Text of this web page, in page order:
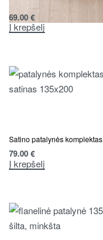
69.00 €
Į krepšelį
Satino patalynės komplektas
79.00 €
Į krepšelį